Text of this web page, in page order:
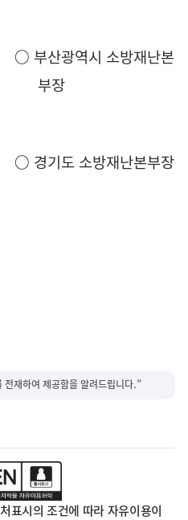
○ 부산광역시 소방재난본
부장
○ 경기도 소방재난본부장
재하여 제공함을 알려드립니다.”
표시의 조건에 따라 자유이용이